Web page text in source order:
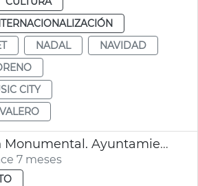
NADAL
NAVIDAD
CITY
Visitas Belén Monumental. Ayuntamiento de València
7 meses